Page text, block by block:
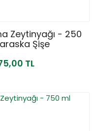
Zeytinyağı - 250
Şişe
TL